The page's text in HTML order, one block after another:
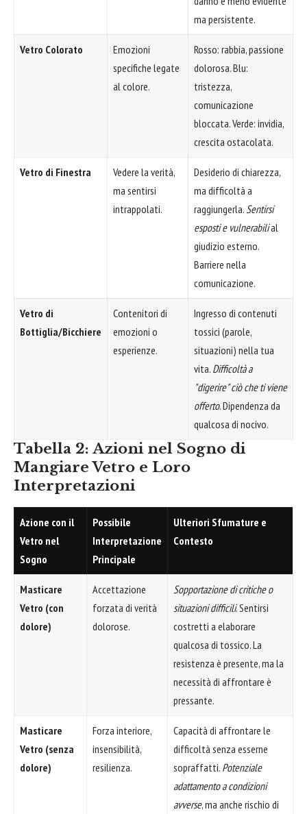
ma persistente.
Vetro Colorato
Emozioni
specifiche legate
al colore.
Rosso: rabbia, passione
dolorosa. Blu:
tristezza,
comunicazione
bloccata. Verde: invidia,
crescita ostacolata.
Vetro di Finestra
Vedere la verità,
ma sentirsi
intrappolati.
Desiderio di chiarezza,
ma difficoltà a
raggiungerla.Sentirsi
esposti e vulnerabilial
giudizio esterno.
Barriere nella
comunicazione.
Vetro di
Bottiglia/Bicchiere
Contenitori di
emozioni o
esperienze.
Ingresso di contenuti
tossici (parole,
situazioni) nella tua
vita. Difficoltà a
"digerire" ciò che ti viene
offerto. Dipendenza da
qualcosa di nocivo.
Tabella 2: Azioni nel Sogno di
Mangiare Vetro e Loro
Interpretazioni
Azione con il
Vetro nel
Sogno
Possibile
Interpretazione
Principale
Ulteriori Sfumature e
Contesto
Masticare
Vetro (con
dolore)
Accettazione
forzata di verità
dolorose.
Sopportazione di critiche o
situazioni difficili. Sentirsi
costretti a elaborare
qualcosa di tossico. La
resistenza è presente, ma la
necessità di affrontare è
pressante.
Masticare
Vetro (senza
dolore)
Forza interiore,
insensibilità,
resilienza.
Capacità di affrontare le
difficoltà senza esserne
sopraffatti. Potenziale
adattamento a condizioni
avverse, ma anche rischio di